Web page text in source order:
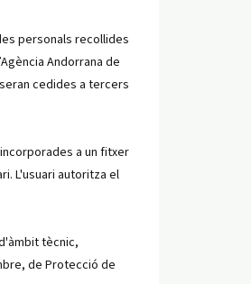
personals recollides
Andorrana de
cedides a tercers
a un fitxer
L'usuari autoritza el
tècnic,
de Protecció de